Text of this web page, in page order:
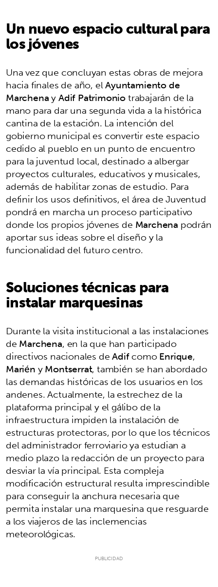
Un nuevo espacio cultural para
los jóvenes
Una vez que concluyan estas obras de mejora
hacia finales de año, elAyuntamiento de
MarchenayAdif Patrimoniotrabajarán de la
mano para dar una segunda vida a la histórica
cantina de la estación. La intención del
gobierno municipal es convertir este espacio
cedido al pueblo en un punto de encuentro
para la juventud local, destinado a albergar
proyectos culturales, educativos y musicales,
además de habilitar zonas de estudio. Para
definir los usos definitivos, el área de Juventud
pondrá en marcha un proceso participativo
donde los propios jóvenes de Marchena podrán
aportar sus ideas sobre el diseño y la
funcionalidad del futuro centro.
Soluciones técnicas para
instalar marquesinas
Durante la visita institucional a las instalaciones
deMarchena, en la que han participado
directivos nacionales deAdifcomoEnrique,
MariényMontserrat, también se han abordado
las demandas históricas de los usuarios en los
andenes. Actualmente, la estrechez de la
plataforma principal y el gálibo de la
infraestructura impiden la instalación de
estructuras protectoras, por lo que los técnicos
del administrador ferroviario ya estudian a
medio plazo la redacción de un proyecto para
desviar la vía principal. Esta compleja
modificación estructural resulta imprescindible
para conseguir la anchura necesaria que
permita instalar una marquesina que resguarde
a los viajeros de las inclemencias
meteorológicas.